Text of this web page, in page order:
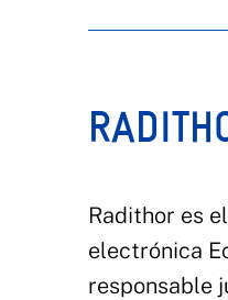
Radithor es
electrónica
responsable